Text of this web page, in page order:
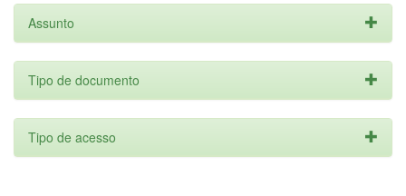
Assunto
Tipo de documento
Tipo de acesso